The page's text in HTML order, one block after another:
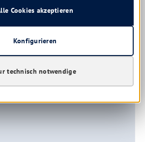
speziell für Gastronomie
technisch notwendige
Konfigurieren
Cookies akzeptieren